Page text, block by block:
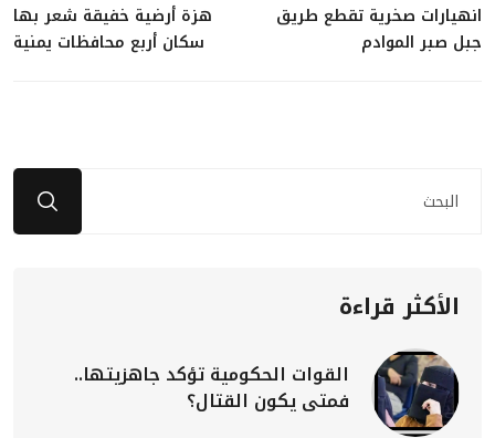
انهيارات صخرية تقطع طريق
جبل صبر الموادم
هزة أرضية خفيقة شعر بها
سكان أربع محافظات يمنية
الأكثر قراءة
القوات الحكومية تؤكد جاهزيتها..
فمتى يكون القتال؟